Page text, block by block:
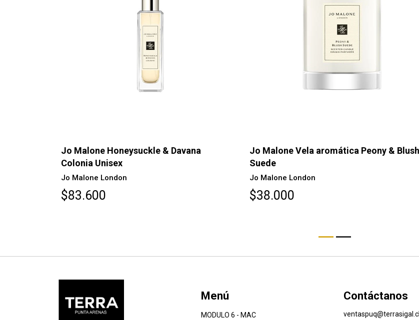
Jo Malone Vela aromática Peony & Blush
Suede
Jo Malone London
$38.000
Jo Malone Vela aromática Blackberry &
Bay Hogar...
Jo Malone London
$77.900
Menú
MODULO 6 - MAC
Contáctanos
ventaspuq@terrasigal.cl